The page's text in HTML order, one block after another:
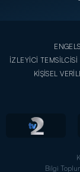
İZLEYİCİ TEMSİLCİSİ
KİŞİSEL
Bilgi